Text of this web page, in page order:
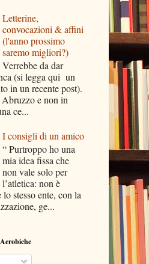
Letterine,
convocazioni & affini
(l'anno prossimo
saremo migliori?)
Verrebbe da dar
(si legga qui un
in un recente post).
e non in
ce...
I consigli di un amico
“ Purtroppo ho una
mia idea fissa che
non vale solo per
l’atletica: non è
stesso ente, con la
ge...